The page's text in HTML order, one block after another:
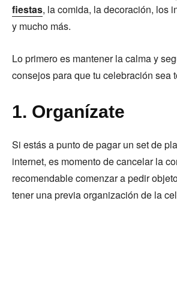
fiestas, la comida, la decoración, los
y mucho más.
Lo primero es mantener la calma y
consejos para que tu celebración sea
1. Organízate
Si estás a punto de pagar un set de
internet, es momento de cancelar la
recomendable comenzar a pedir
tener una previa organización de la